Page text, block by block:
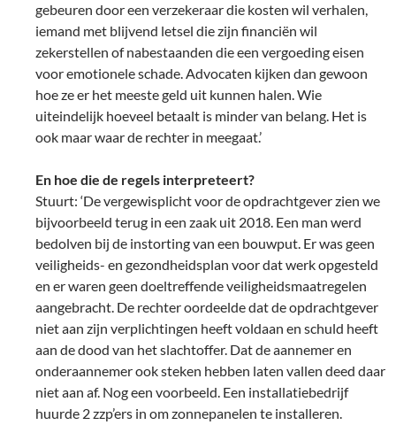
gebeuren door een verzekeraar die kosten wil verhalen,
iemand met blijvend letsel die zijn financiën wil
zekerstellen of nabestaanden die een vergoeding eisen
voor emotionele schade. Advocaten kijken dan gewoon
hoe ze er het meeste geld uit kunnen halen. Wie
uiteindelijk hoeveel betaalt is minder van belang. Het is
ook maar waar de rechter in meegaat.’
En hoe die de regels interpreteert?
Stuurt: ‘De vergewisplicht voor de opdrachtgever zien we
bijvoorbeeld terug in een zaak uit 2018. Een man werd
bedolven bij de instorting van een bouwput. Er was geen
veiligheids- en gezondheidsplan voor dat werk opgesteld
en er waren geen doeltreffende veiligheidsmaatregelen
aangebracht. De rechter oordeelde dat de opdrachtgever
niet aan zijn verplichtingen heeft voldaan en schuld heeft
aan de dood van het slachtoffer. Dat de aannemer en
onderaannemer ook steken hebben laten vallen deed daar
niet aan af. Nog een voorbeeld. Een installatiebedrijf
huurde 2 zzp’ers in om zonnepanelen te installeren.